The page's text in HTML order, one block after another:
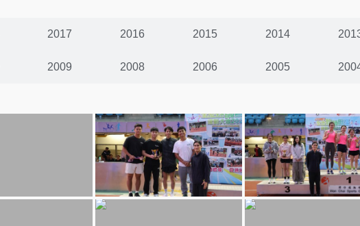
2017 2016 2015 2014
2009 2008 2006 2005